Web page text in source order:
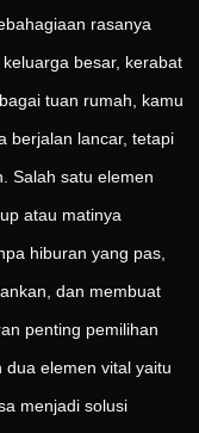
rasanya
besar, kerabat
tuan rumah, kamu
berjalan lancar, tetapi
Salah satu elemen
atau matinya
hiburan yang pas,
dan membuat
penting pemilihan
elemen vital yaitu
menjadi solusi